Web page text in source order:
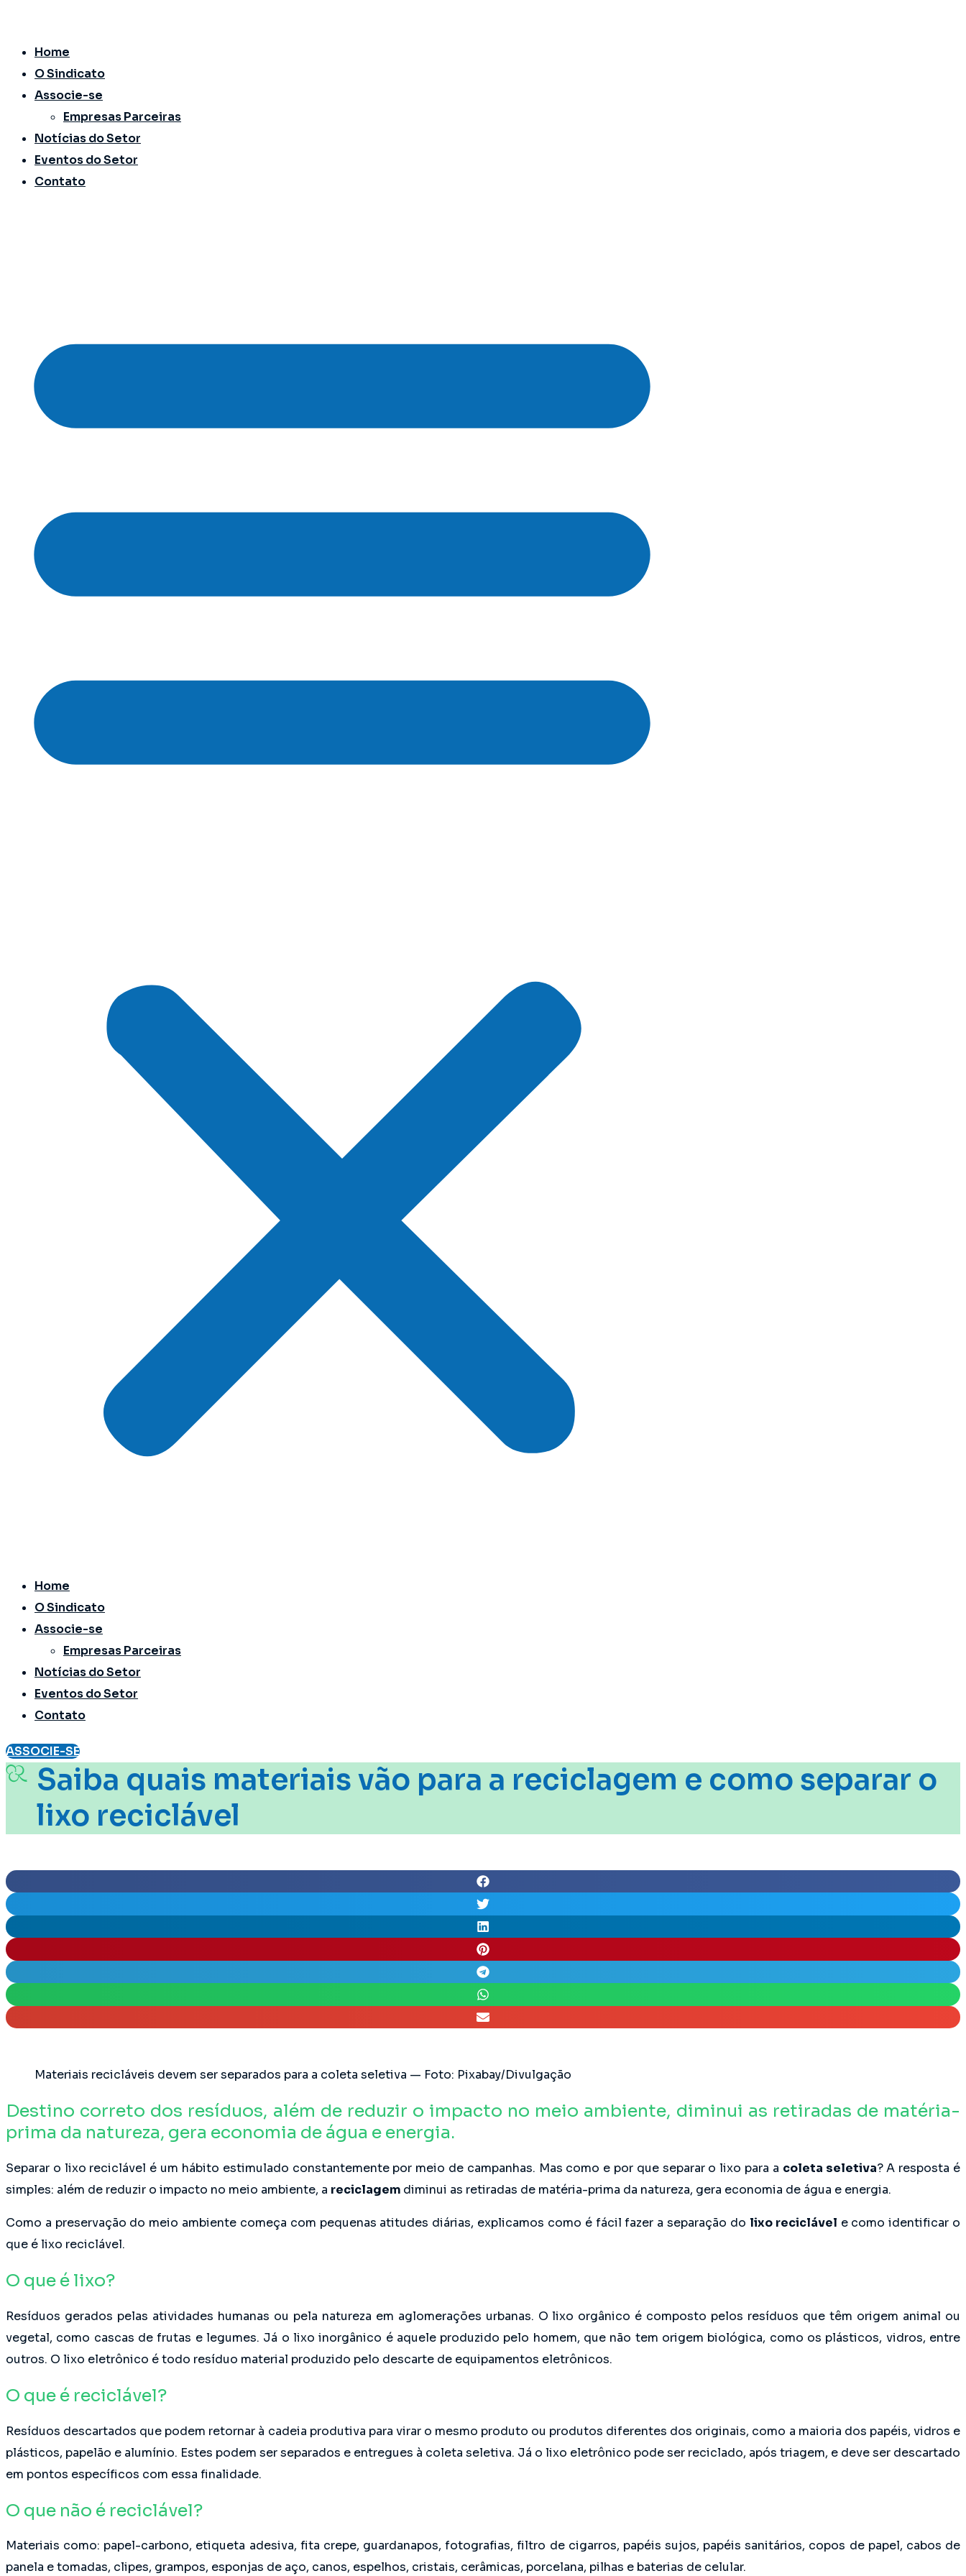
conteúdo
Home
O Sindicato
Associe-se
Empresas Parceiras
Notícias do Setor
Eventos do Setor
Contato
Home
O Sindicato
Associe-se
Empresas Parceiras
Notícias do Setor
Eventos do Setor
Contato
ASSOCIE-SE
Saiba quais materiais vão para a reciclagem e como separar o
lixo reciclável
Materiais recicláveis devem ser separados para a coleta seletiva — Foto: Pixabay/Divulgação
Destino correto dos resíduos, além de reduzir o impacto no meio ambiente, diminui as retiradas de matéria-
prima da natureza, gera economia de água e energia.
Separar o lixo reciclável é um hábito estimulado constantemente por meio de campanhas. Mas como e por que separar o lixo para a coleta seletiva? A resposta é
simples: além de reduzir o impacto no meio ambiente, a reciclagem diminui as retiradas de matéria-prima da natureza, gera economia de água e energia.
Como a preservação do meio ambiente começa com pequenas atitudes diárias, explicamos como é fácil fazer a separação do lixo reciclável e como identificar o
que é lixo reciclável.
O que é lixo?
Resíduos gerados pelas atividades humanas ou pela natureza em aglomerações urbanas. O lixo orgânico é composto pelos resíduos que têm origem animal ou
vegetal, como cascas de frutas e legumes. Já o lixo inorgânico é aquele produzido pelo homem, que não tem origem biológica, como os plásticos, vidros, entre
outros. O lixo eletrônico é todo resíduo material produzido pelo descarte de equipamentos eletrônicos.
O que é reciclável?
Resíduos descartados que podem retornar à cadeia produtiva para virar o mesmo produto ou produtos diferentes dos originais, como a maioria dos papéis, vidros e
plásticos, papelão e alumínio. Estes podem ser separados e entregues à coleta seletiva. Já o lixo eletrônico pode ser reciclado, após triagem, e deve ser descartado
em pontos específicos com essa finalidade.
O que não é reciclável?
Materiais como: papel-carbono, etiqueta adesiva, fita crepe, guardanapos, fotografias, filtro de cigarros, papéis sujos, papéis sanitários, copos de papel, cabos de
panela e tomadas, clipes, grampos, esponjas de aço, canos, espelhos, cristais, cerâmicas, porcelana, pilhas e baterias de celular.